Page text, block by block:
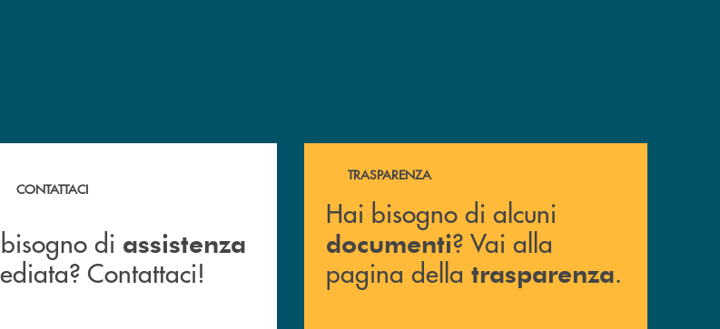
Monte Pruno
di assistenza immediata? Contattaci!
CONTATTACI
di assistenza
Contattaci!
Hai bisogno di alcuni documenti ? Vai alla pagina della
TRASPARENZA
Hai bisogno di alcuni
documenti? Vai alla
pagina della trasparenza.